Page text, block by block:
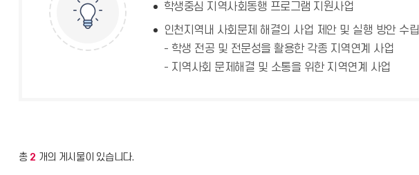
학생중심 지역사회동행 프로그램 지원사업
인천지역내 사회문제 해결의 사업 제안 및 실행 방안 수립
- 학생 전공 및 전문성을 활용한 각종 지역연계 사업
- 지역사회 문제해결 및 소통을 위한 지역연계 사업
총 2 개의 게시물이 있습니다.